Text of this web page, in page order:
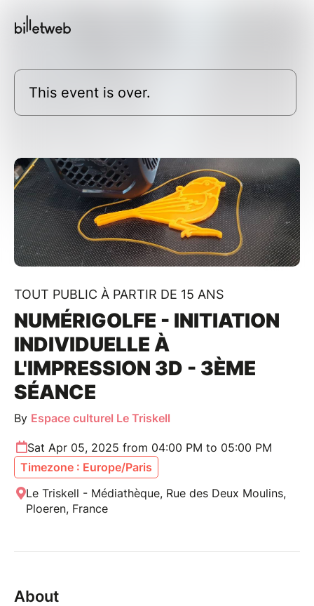
This event is over.
TOUT PUBLIC À PARTIR DE 15 ANS
NUMÉRIGOLFE - INITIATION
INDIVIDUELLE À
L'IMPRESSION 3D - 3ÈME
SÉANCE
By Espace culturel Le Triskell
Sat Apr 05, 2025 from 04:00 PM to 05:00 PM
Timezone : Europe/Paris
Le Triskell - Médiathèque, Rue des Deux Moulins,
Ploeren, France
About